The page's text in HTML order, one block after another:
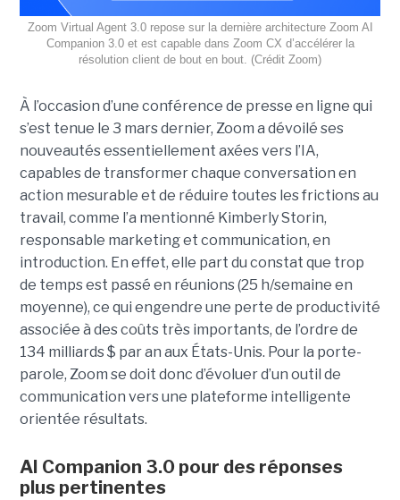
Zoom Virtual Agent 3.0 repose sur la dernière architecture Zoom AI
Companion 3.0 et est capable dans Zoom CX d’accélérer la
résolution client de bout en bout. (Crédit Zoom)
À l’occasion d’une conférence de presse en ligne qui
s’est tenue le 3 mars dernier, Zoom a dévoilé ses
nouveautés essentiellement axées vers l’IA,
capables de transformer chaque conversation en
action mesurable et de réduire toutes les frictions au
travail, comme l’a mentionné Kimberly Storin,
responsable marketing et communication, en
introduction. En effet, elle part du constat que trop
de temps est passé en réunions (25 h/semaine en
moyenne), ce qui engendre une perte de productivité
associée à des coûts très importants, de l’ordre de
134 milliards $ par an aux États-Unis. Pour la porte-
parole, Zoom se doit donc d’évoluer d’un outil de
communication vers une plateforme intelligente
orientée résultats.
AI Companion 3.0 pour des réponses
plus pertinentes